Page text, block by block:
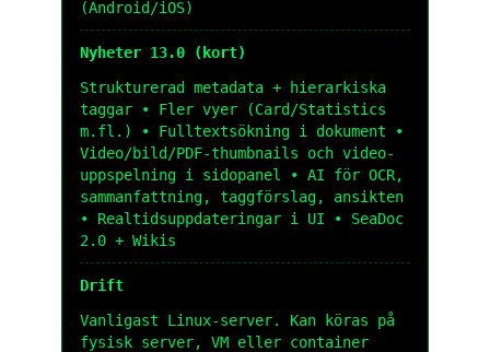
(Android/iOS)
Nyheter 13.0 (kort)
Strukturerad metadata + hierarkiska
taggar • Fler vyer (Card/Statistics
m.fl.) • Fulltextsökning i dokument •
Video/bild/PDF-thumbnails och video-
uppspelning i sidopanel • AI för OCR,
sammanfattning, taggförslag, ansikten
• Realtidsuppdateringar i UI • SeaDoc
2.0 + Wikis
Drift
Vanligast Linux-server. Kan köras på
fysisk server, VM eller container